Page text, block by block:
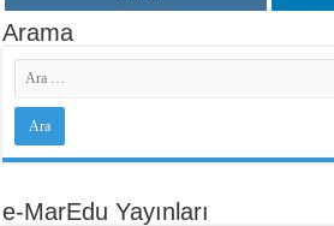
Arama
e-MarEdu Yayınları